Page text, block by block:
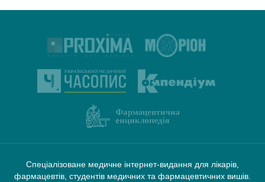
Спеціалізоване медичне інтернет-видання для лікарів,
фармацевтів, студентів медичних та фармацевтичних вишів.